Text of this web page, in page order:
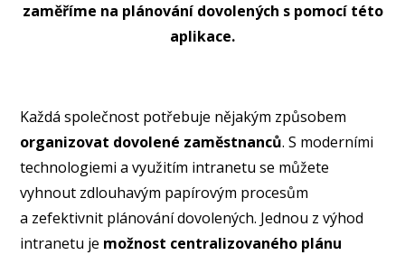
zaměříme na plánování dovolených s pomocí této
aplikace.
Každá společnost potřebuje nějakým způsobem
organizovat dovolené zaměstnanců. S moderními
technologiemi a využitím intranetu se můžete
vyhnout zdlouhavým papírovým procesům
a zefektivnit plánování dovolených. Jednou z výhod
intranetu je možnost centralizovaného plánu